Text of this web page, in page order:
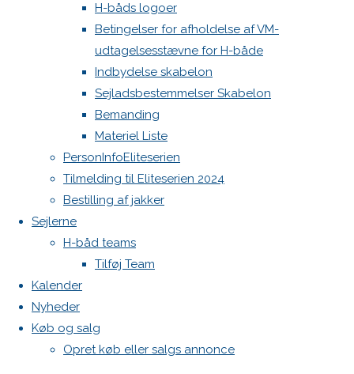
H-båds logoer
Betingelser for afholdelse af VM-
udtagelsesstævne for H-både
Indbydelse skabelon
Sejladsbestemmelser Skabelon
Bemanding
Materiel Liste
PersonInfoEliteserien
Tilmelding til Eliteserien 2024
Bestilling af jakker
Sejlerne
H-båd teams
Tilføj Team
Kalender
Nyheder
Køb og salg
Opret køb eller salgs annonce
Din e-
mailadresse
vil ikke
blive
publiceret.
Krævede
felter er
markeret
med*
Comment